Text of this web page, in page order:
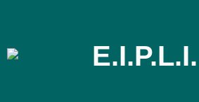
E.I.P.L.I.